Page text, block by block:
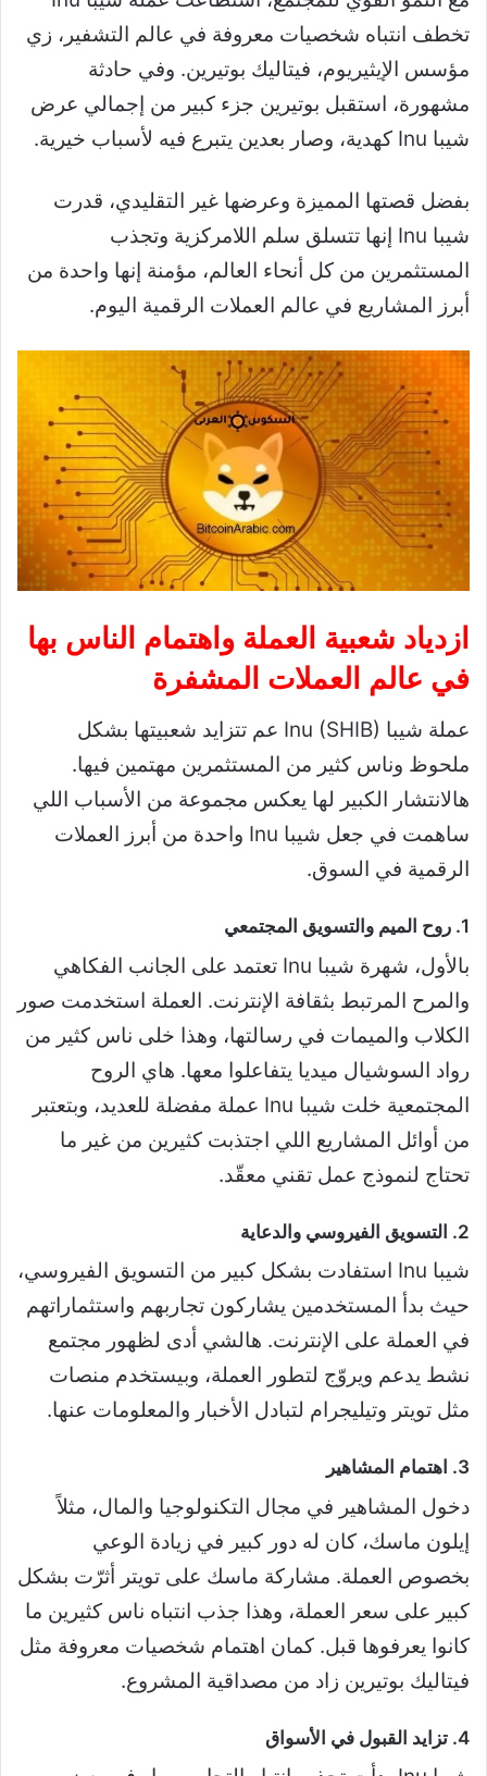
تخطف انتباه شخصيات معروفة في عالم التشفير، زي
مؤسس الإيثيريوم، فيتاليك بوتيرين. وفي حادثة
مشهورة، استقبل بوتيرين جزء كبير من إجمالي عرض
شيبا Inu كهدية، وصار بعدين يتبرع فيه لأسباب خيرية.
بفضل قصتها المميزة وعرضها غير التقليدي، قدرت
شيبا Inu إنها تتسلق سلم اللامركزية وتجذب
المستثمرين من كل أنحاء العالم، مؤمنة إنها واحدة من
أبرز المشاريع في عالم العملات الرقمية اليوم.
ازدياد شعبية العملة واهتمام الناس بها
في عالم العملات المشفرة
عملة شيبا Inu (SHIB) عم تتزايد شعبيتها بشكل
ملحوظ وناس كثير من المستثمرين مهتمين فيها.
هالانتشار الكبير لها يعكس مجموعة من الأسباب اللي
ساهمت في جعل شيبا Inu واحدة من أبرز العملات
الرقمية في السوق.
1. روح الميم والتسويق المجتمعي
بالأول، شهرة شيبا Inu تعتمد على الجانب الفكاهي
والمرح المرتبط بثقافة الإنترنت. العملة استخدمت صور
الكلاب والميمات في رسالتها، وهذا خلى ناس كثير من
رواد السوشيال ميديا يتفاعلوا معها. هاي الروح
المجتمعية خلت شيبا Inu عملة مفضلة للعديد، وبتعتبر
من أوائل المشاريع اللي اجتذبت كثيرين من غير ما
تحتاج لنموذج عمل تقني معقّد.
2. التسويق الفيروسي والدعاية
شيبا Inu استفادت بشكل كبير من التسويق الفيروسي،
حيث بدأ المستخدمين يشاركون تجاربهم واستثماراتهم
في العملة على الإنترنت. هالشي أدى لظهور مجتمع
نشط يدعم ويروّج لتطور العملة، وبيستخدم منصات
مثل تويتر وتيليجرام لتبادل الأخبار والمعلومات عنها.
3. اهتمام المشاهير
دخول المشاهير في مجال التكنولوجيا والمال، مثلاً
إيلون ماسك، كان له دور كبير في زيادة الوعي
بخصوص العملة. مشاركة ماسك على تويتر أثرّت بشكل
كبير على سعر العملة، وهذا جذب انتباه ناس كثيرين ما
كانوا يعرفوها قبل. كمان اهتمام شخصيات معروفة مثل
فيتاليك بوتيرين زاد من مصداقية المشروع.
4. تزايد القبول في الأسواق